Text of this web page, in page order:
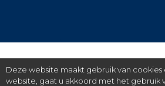
Deze website maakt gebruik van
website, gaat u akkoord met het gebruik